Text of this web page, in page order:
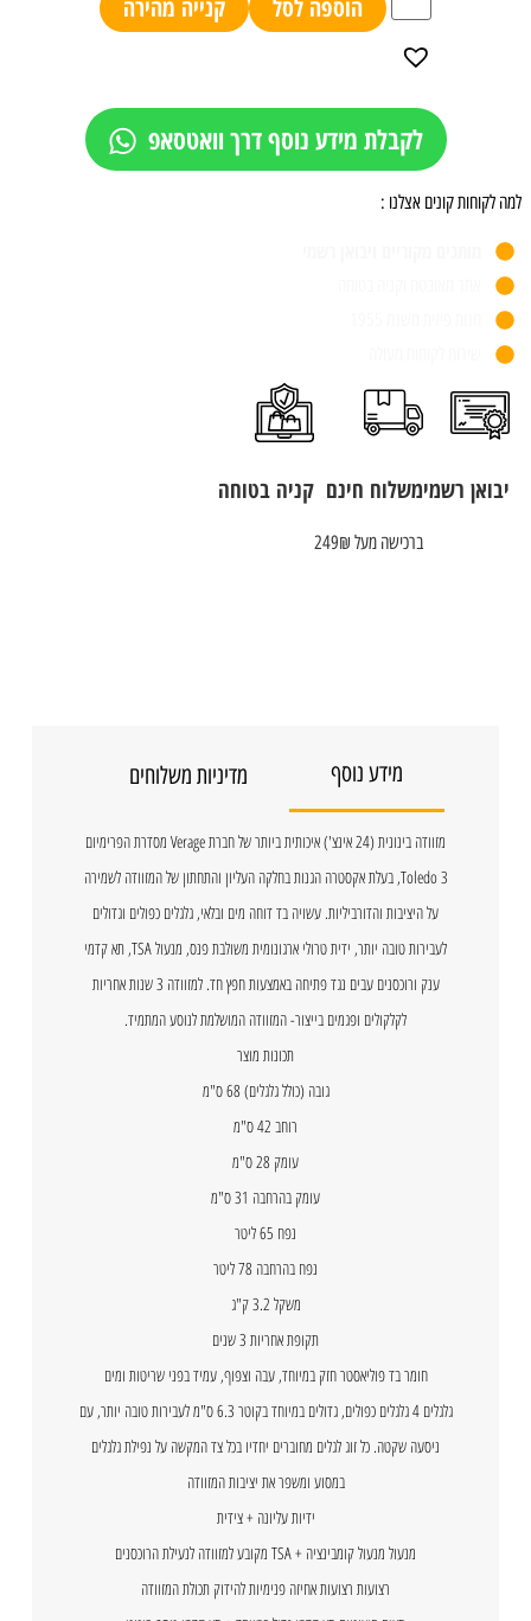
הוספה לסל קנייה מהירה
לקבלת מידע נוסף דרך וואטסאפ
למה לקוחות קונים אצלנו :
יבואן רשמימשלוח חינם
ברכישה מעל 249₪
קניה בטוחה
מידע נוסף מדיניות משלוחים
מזוודה בינונית (24 אינצ') איכותית ביותר של חברת Verage מסדרת הפרימיום
Toledo 3, בעלת אקסטרה הגנות בחלקה העליון והתחתון של המזוודה לשמירה
על היציבות והדורביליות. עשויה בד דוחה מים ובלאי, גלגלים כפולים וגדולים
לעבירות טובה יותר, ידית טרולי ארגונומית משולבת פנס, מנעול TSA, תא קדמי
ענק ורוכסנים עבים נגד פתיחה באמצעות חפץ חד. למזוודה 3 שנות אחריות
לקלקולים ופגמים בייצור- המזוודה המושלמת לנוסע המתמיד.
תכונות מוצר
גובה (כולל גלגלים) 68 ס"מ
רוחב 42 ס"מ
עומק 28 ס"מ
עומק בהרחבה 31 ס"מ
נפח 65 ליטר
נפח בהרחבה 78 ליטר
משקל 3.2 ק"ג
תקופת אחריות 3 שנים
חומר בד פוליאסטר חזק במיוחד, עבה וצפוף, עמיד בפני שריטות ומים
גלגלים 4 גלגלים כפולים, גדולים במיוחד בקוטר 6.3 ס"מ לעבירות טובה יותר, עם
ניסעה שקטה. כל זוג לגלים מחוברים יחדיו בכל צד המקשה על נפילת גלגלים
במסוע ומשפר את יציבות המזוודה
ידיות עליונה + צידית
מנעול מנעול קומבינציה + TSA מקובע למזוודה לנעילת הרוכסנים
רצועות רצועות אחיזה פנימיות להידוק תכולת המזוודה